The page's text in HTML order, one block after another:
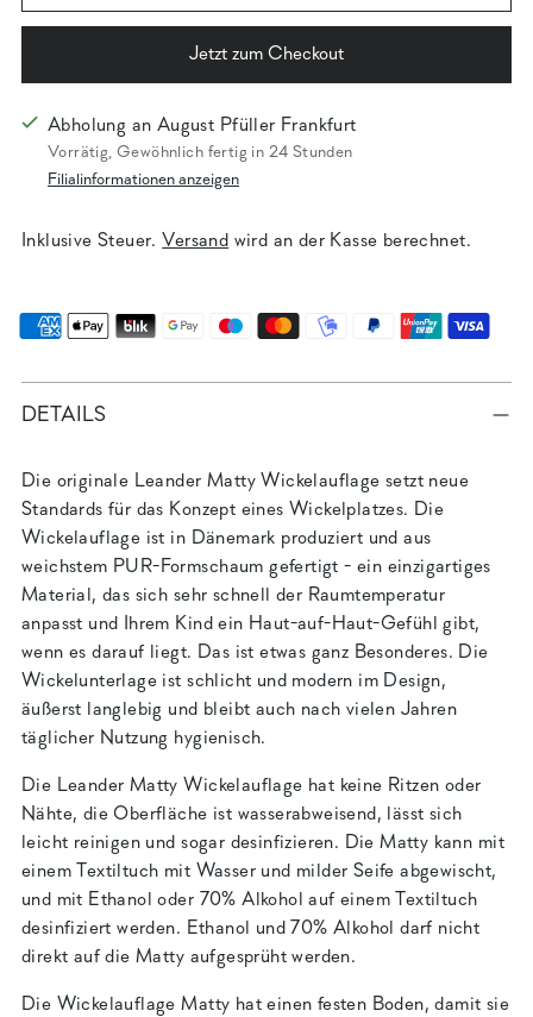
Jetzt zum Checkout
Abholung an August Pfüller Frankfurt
Vorrätig, Gewöhnlich fertig in 24 Stunden
Filialinformationen anzeigen
Inklusive Steuer. Versand wird an der Kasse berechnet.
DETAILS
Die originale Leander Matty Wickelauflage setzt neue
Standards für das Konzept eines Wickelplatzes. Die
Wickelauflage ist in Dänemark produziert und aus
weichstem PUR-Formschaum gefertigt - ein einzigartiges
Material, das sich sehr schnell der Raumtemperatur
anpasst und Ihrem Kind ein Haut-auf-Haut-Gefühl gibt,
wenn es darauf liegt. Das ist etwas ganz Besonderes. Die
Wickelunterlage ist schlicht und modern im Design,
äußerst langlebig und bleibt auch nach vielen Jahren
täglicher Nutzung hygienisch.
Die Leander Matty Wickelauflage hat keine Ritzen oder
Nähte, die Oberfläche ist wasserabweisend, lässt sich
leicht reinigen und sogar desinfizieren. Die Matty kann mit
einem Textiltuch mit Wasser und milder Seife abgewischt,
und mit Ethanol oder 70% Alkohol auf einem Textiltuch
desinfiziert werden. Ethanol und 70% Alkohol darf nicht
direkt auf die Matty aufgesprüht werden.
Die Wickelauflage Matty hat einen festen Boden, damit sie